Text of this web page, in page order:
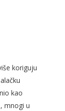
koriguju
kao
mnogi u